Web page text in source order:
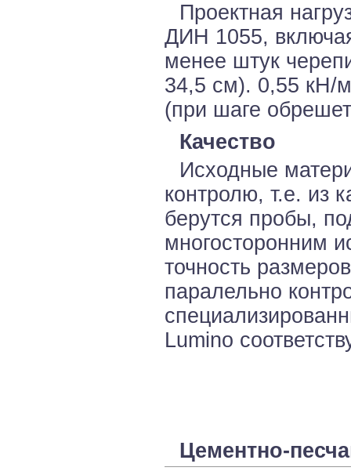
Проектная
ДИН 1055,
менее штук
34,5 см). 0,55 кН/
(при шаге
Качество
Исходные
контролю, т.е. из
берутся пробы,
многосторонним
точность
паралельно
Lumino
Цементно-